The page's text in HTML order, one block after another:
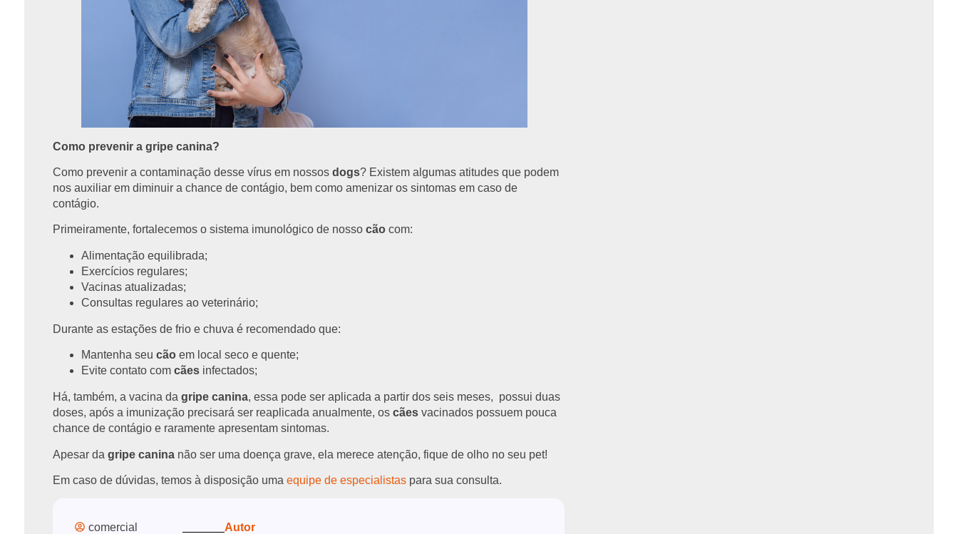
Como prevenir a gripe canina?
Como prevenir a contaminação desse vírus em nossos dogs? Existem algumas atitudes que podem
nos auxiliar em diminuir a chance de contágio, bem como amenizar os sintomas em caso de
contágio.
Primeiramente, fortalecemos o sistema imunológico de nosso cãocom:
Alimentação equilibrada;
Exercícios regulares;
Vacinas atualizadas;
Consultas regulares ao veterinário;
Durante as estações de frio e chuva é recomendado que:
Mantenha seu cãoem local seco e quente;
Evite contato com cãesinfectados;
Há, também, a vacina da gripe canina, essa pode ser aplicada a partir dos seis meses, possui duas
doses, após a imunização precisará ser reaplicada anualmente, oscãesvacinados possuem pouca
chance de contágio e raramente apresentam sintomas.
Apesar da gripe caninanão ser uma doença grave, ela merece atenção, fique de olho no seu pet!
Em caso de dúvidas, temos à disposição uma equipe de especialistaspara sua consulta.
comercial Autor